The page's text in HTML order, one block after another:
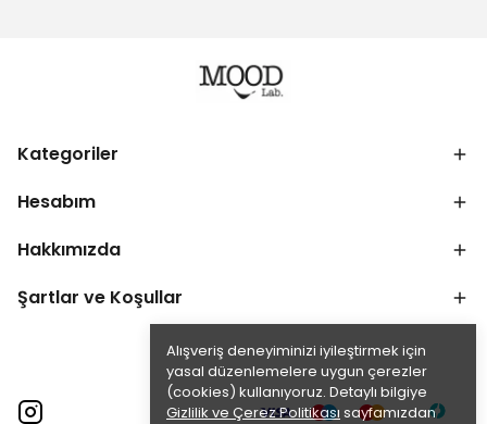
Alışveriş deneyiminizi iyileştirmek için
yasal düzenlemelere uygun çerezler
(cookies) kullanıyoruz. Detaylı bilgiye
Gizlilik ve Çerez Politikası sayfamızdan
Kategoriler
Hesabım
Hakkımızda
Şartlar ve Koşullar